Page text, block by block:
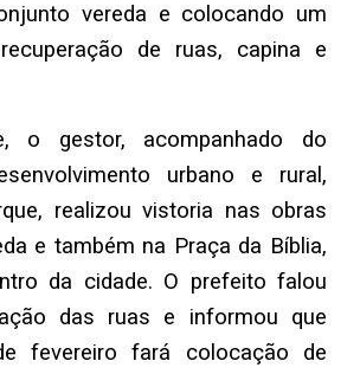
vereda e colocando um
de ruas, capina e
o gestor, acompanhado do
urbano e rural,
realizou vistoria nas obras
e também na Praça da Bíblia,
da cidade. O prefeito falou
das ruas e informou que
fevereiro fará colocação de